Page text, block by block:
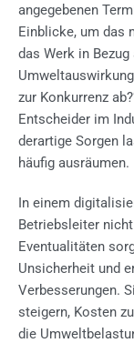
angegebenen
Einblicke, um das
das Werk in
zur Konkurrenz
Entscheider im
derartige Sorgen
häufig ausräumen.
In einem
Betriebsleiter
Eventualitäten
Unsicherheit und
Verbesserungen.
steigern, Kosten
die